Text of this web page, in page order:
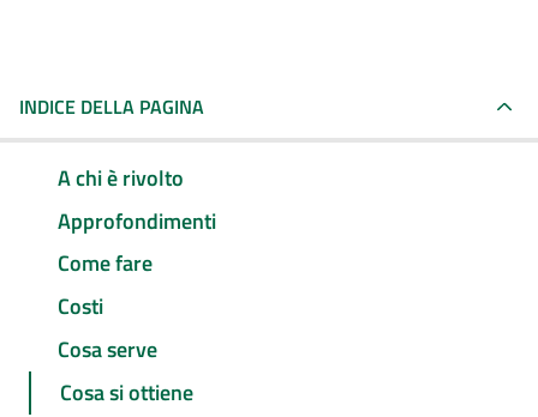
INDICE DELLA PAGINA
A chi è rivolto
Approfondimenti
Come fare
Costi
Cosa serve
Cosa si ottiene